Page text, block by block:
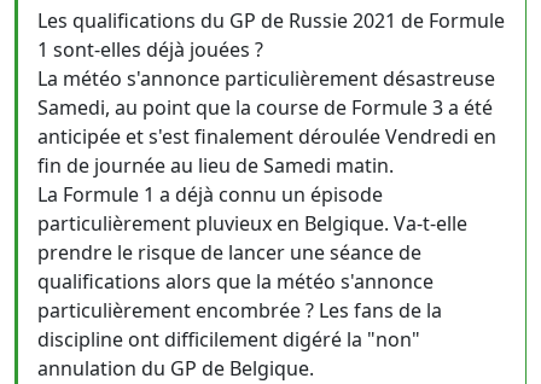
Les qualifications du GP de Russie 2021 de Formule
1 sont-elles déjà jouées ?
La météo s'annonce particulièrement désastreuse
Samedi, au point que la course de Formule 3 a été
anticipée et s'est finalement déroulée Vendredi en
fin de journée au lieu de Samedi matin.
La Formule 1 a déjà connu un épisode
particulièrement pluvieux en Belgique. Va-t-elle
prendre le risque de lancer une séance de
qualifications alors que la météo s'annonce
particulièrement encombrée ? Les fans de la
discipline ont difficilement digéré la "non"
annulation du GP de Belgique.